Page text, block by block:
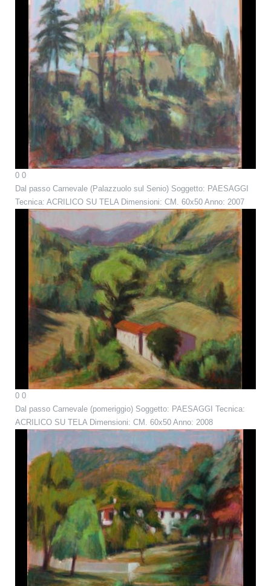
0 0
Dal passo Carnevale (Palazzuolo sul Senio) Soggetto: PAESAGGI
Tecnica: ACRILICO SU TELA Dimensioni: CM. 60x50 Anno: 2007
0 0
Dal passo Carnevale (pomeriggio) Soggetto: PAESAGGI Tecnica:
ACRILICO SU TELA Dimensioni: CM. 60x50 Anno: 2008